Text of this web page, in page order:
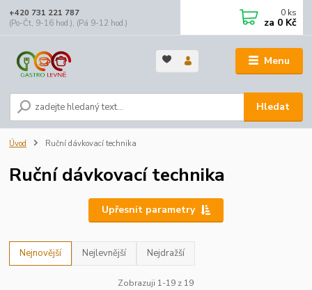
Menu
Hledat
+420 731 221 787
(Po-Čt, 9-16 hod.), (Pá 9-12 hod.)
0 ks
za 0 Kč
Úvod Ruční dávkovací technika
Ruční dávkovací technika
Upřesnit parametry
Nejnovější Nejlevnější Nejdražší
Zobrazuji 1-19 z 19